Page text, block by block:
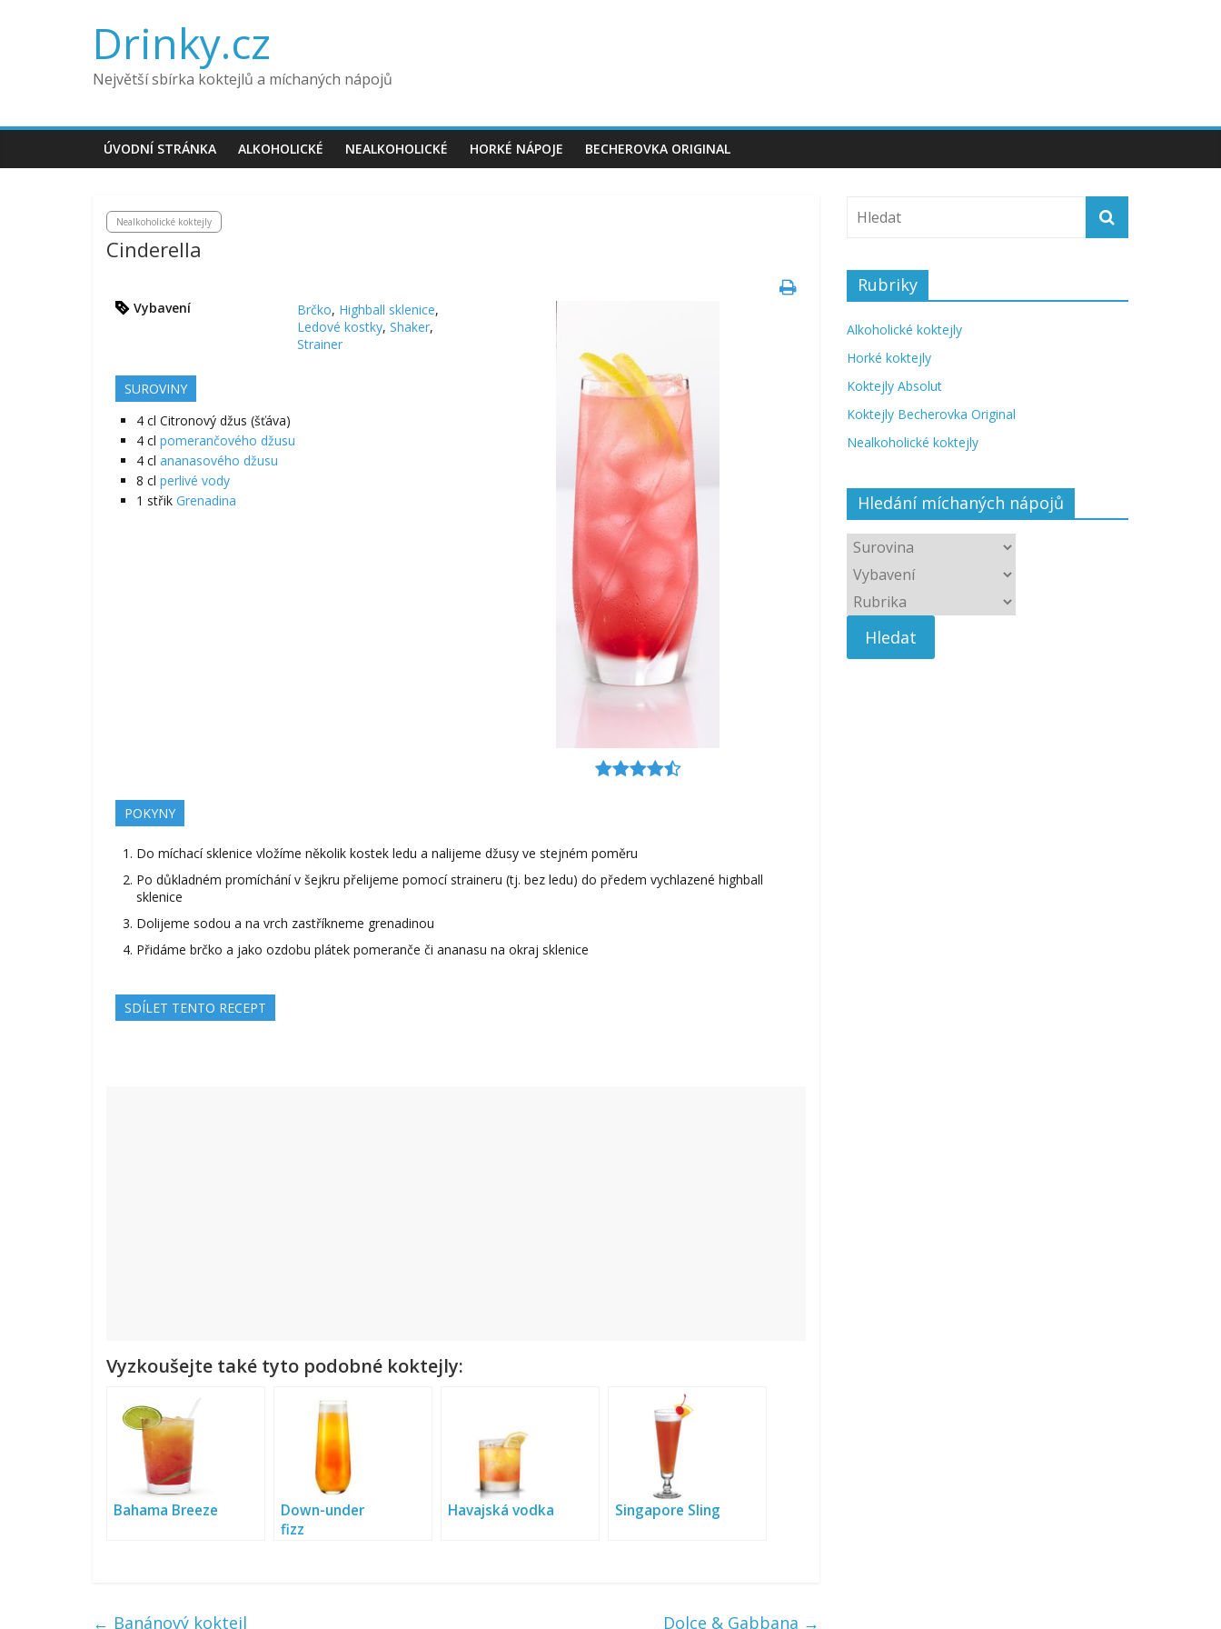
Drinky.cz
Největší sbírka koktejlů a míchaných nápojů
ÚVODNÍ STRÁNKA ALKOHOLICKÉ NEALKOHOLICKÉ HORKÉ NÁPOJE BECHEROVKA ORIGINAL
Nealkoholické koktejly
Cinderella
Vybavení Brčko, Highball sklenice,
Ledové kostky, Shaker,
Strainer
SUROVINY
4 cl Citronový džus (šťáva)
4 cl pomerančového džusu
4 cl ananasového džusu
8 cl perlivé vody
1 střik Grenadina
POKYNY
Do míchací sklenice vložíme několik kostek ledu a nalijeme džusy ve stejném poměru
Po důkladném promíchání v šejkru přelijeme pomocí straineru (tj. bez ledu) do předem vychlazené highball
sklenice
Dolijeme sodou a na vrch zastříkneme grenadinou
Přidáme brčko a jako ozdobu plátek pomeranče či ananasu na okraj sklenice
SDÍLET TENTO RECEPT
Vyzkoušejte také tyto podobné koktejly:
Bahama Breeze
Down-under
fizz
Havajská vodka Singapore Sling
← Banánový koktejl Dolce & Gabbana →
Rubriky
Alkoholické koktejly
Horké koktejly
Koktejly Absolut
Koktejly Becherovka Original
Nealkoholické koktejly
Hledání míchaných nápojů